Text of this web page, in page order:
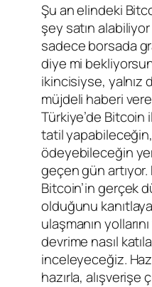
Şu an elindeki
şey satın
sadece borsada
diye mi
ikincisiyse, yalnız
müjdeli haberi
Türkiye’de
tatil
ödeyebileceğin
geçen gün
Bitcoin’in gerçek
olduğunu
ulaşmanın
devrime nasıl
inceleyeceğiz.
hazırla, alışverişe